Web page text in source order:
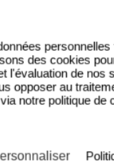
THROUGH THE
personnelles
des cookies
l'évaluation de nos
opposer au
notre politique de